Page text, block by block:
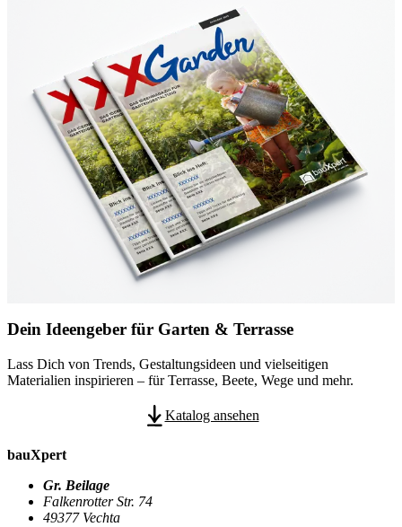
Dein Ideengeber für Garten & Terrasse
Lass Dich von Trends, Gestaltungsideen und vielseitigen
Materialien inspirieren – für Terrasse, Beete, Wege und mehr.
Katalog ansehen
bauXpert
Gr. Beilage
Falkenrotter Str. 74
49377 Vechta